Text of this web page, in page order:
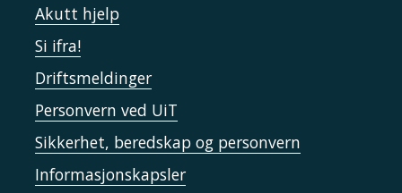
Akutt hjelp
Si ifra!
Driftsmeldinger
Personvern ved UiT
Sikkerhet, beredskap og personvern
Informasjonskapsler